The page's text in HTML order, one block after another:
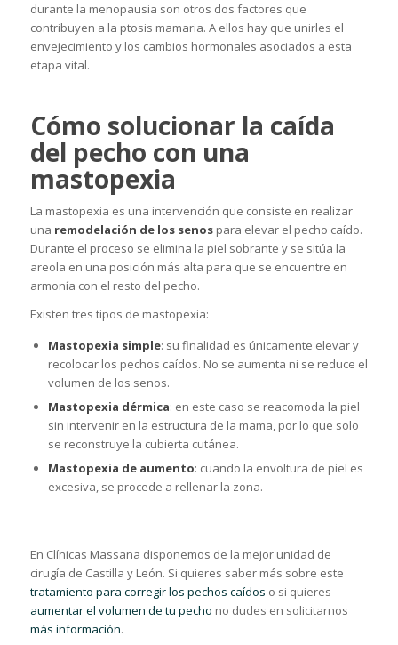
durante la menopausia son otros dos factores que
contribuyen a la ptosis mamaria. A ellos hay que unirles el
envejecimiento y los cambios hormonales asociados a esta
etapa vital.
Cómo solucionar la caída
del pecho con una
mastopexia
La mastopexia es una intervención que consiste en realizar
una remodelación de los senospara elevar el pecho caído.
Durante el proceso se elimina la piel sobrante y se sitúa la
areola en una posición más alta para que se encuentre en
armonía con el resto del pecho.
Existen tres tipos de mastopexia:
Mastopexia simple: su finalidad es únicamente elevar y
recolocar los pechos caídos. No se aumenta ni se reduce el
volumen de los senos.
Mastopexia dérmica: en este caso se reacomoda la piel
sin intervenir en la estructura de la mama, por lo que solo
se reconstruye la cubierta cutánea.
Mastopexia de aumento: cuando la envoltura de piel es
excesiva, se procede a rellenar la zona.
En Clínicas Massana disponemos de la mejor unidad de
cirugía de Castilla y León. Si quieres saber más sobre este
tratamiento para corregir los pechos caídos o si quieres
aumentar el volumen de tu pecho no dudes en solicitarnos
más información.